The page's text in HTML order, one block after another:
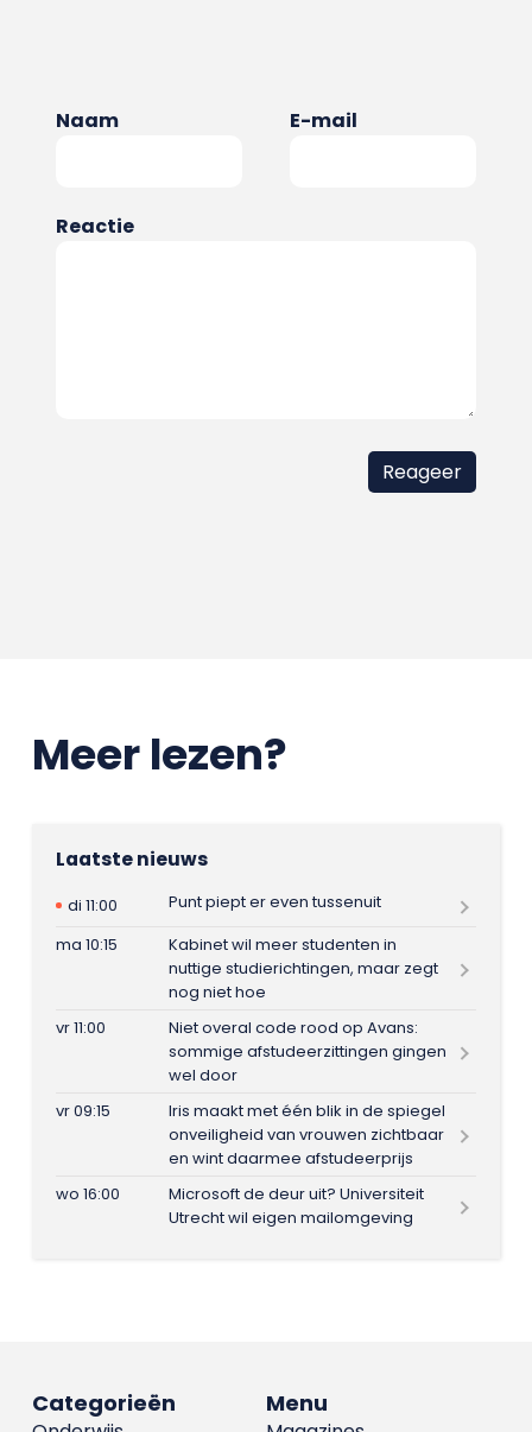
Naam E-mail
Reactie
Meer lezen?
Laatste nieuws
di 11:00
Punt piept er even tussenuit
ma 10:15
Kabinet wil meer studenten in
nuttige studierichtingen, maar zegt
nog niet hoe
vr 11:00
Niet overal code rood op Avans:
sommige afstudeerzittingen gingen
wel door
vr 09:15
Iris maakt met één blik in de spiegel
onveiligheid van vrouwen zichtbaar
en wint daarmee afstudeerprijs
wo 16:00
Microsoft de deur uit? Universiteit
Utrecht wil eigen mailomgeving
Menu
Categorieën